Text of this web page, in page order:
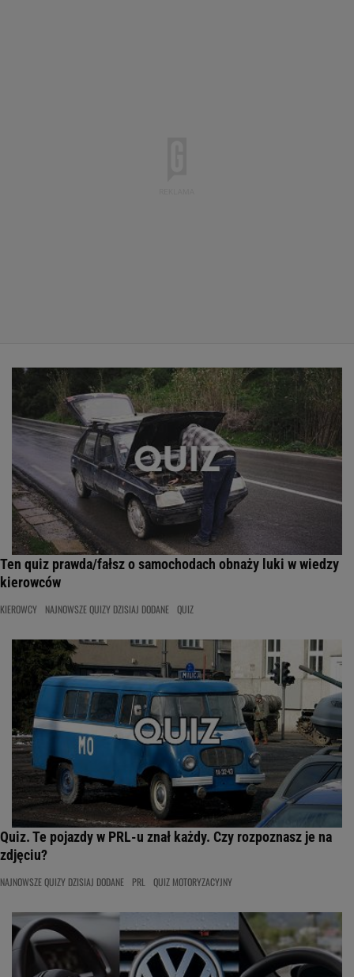
Ten quiz prawda/fałsz o samochodach obnaży luki w wiedzy
kierowców
KIEROWCY NAJNOWSZE QUIZY DZISIAJ DODANE QUIZ
Quiz. Te pojazdy w PRL-u znał każdy. Czy rozpoznasz je na
zdjęciu?
NAJNOWSZE QUIZY DZISIAJ DODANE PRL QUIZ MOTORYZACYJNY